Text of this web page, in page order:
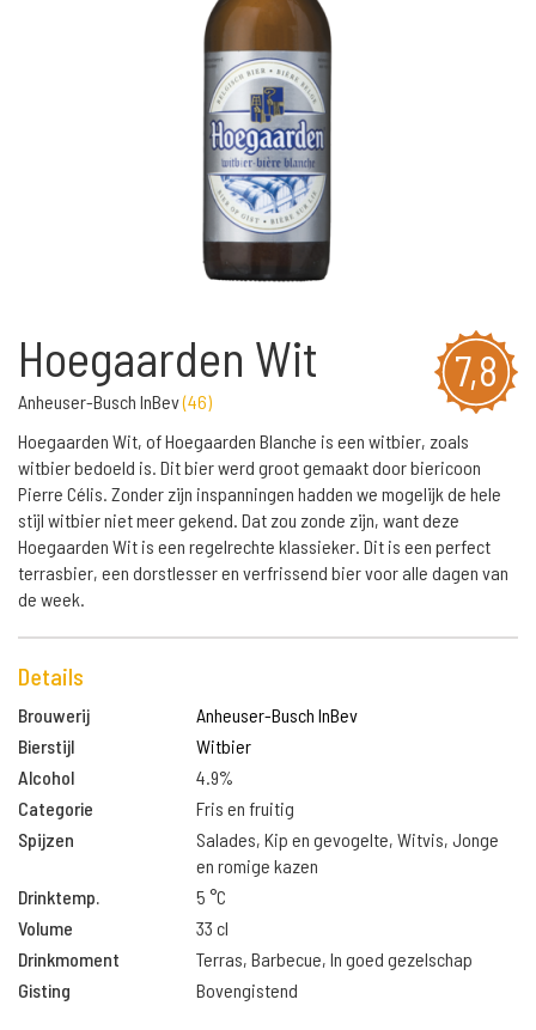
7,8
Hoegaarden Wit
Anheuser-Busch InBev(46)
Hoegaarden Wit, of Hoegaarden Blanche is een witbier, zoals
witbier bedoeld is. Dit bier werd groot gemaakt door biericoon
Pierre Célis. Zonder zijn inspanningen hadden we mogelijk de hele
stijl witbier niet meer gekend. Dat zou zonde zijn, want deze
Hoegaarden Wit is een regelrechte klassieker. Dit is een perfect
terrasbier, een dorstlesser en verfrissend bier voor alle dagen van
de week.
Details
Brouwerij
Anheuser-Busch InBev
Bierstijl
Witbier
Alcohol
4.9%
Categorie
Fris en fruitig
Spijzen
Salades, Kip en gevogelte, Witvis, Jonge
en romige kazen
Drinktemp.
5 °C
Volume
33 cl
Drinkmoment
Terras, Barbecue, In goed gezelschap
Gisting
Bovengistend